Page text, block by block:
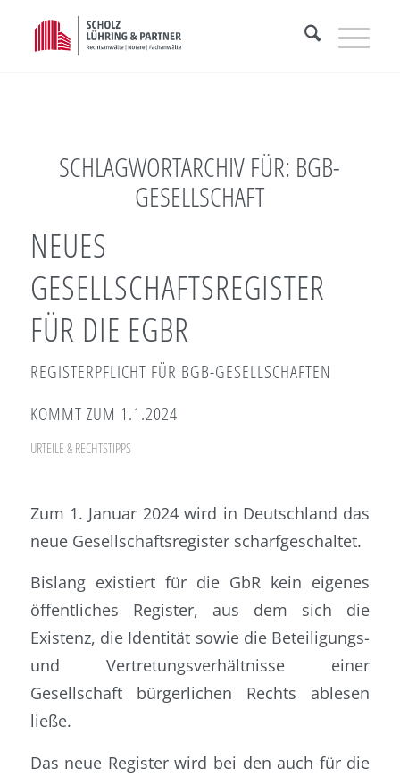
SCHLAGWORTARCHIV FÜR: BGB-
GESELLSCHAFT
NEUES
GESELLSCHAFTSREGISTER
FÜR DIE EGBR
REGISTERPFLICHT FÜR BGB-GESELLSCHAFTEN
KOMMT ZUM 1.1.2024
URTEILE & RECHTSTIPPS
Zum 1. Januar 2024 wird in Deutschland das
neue Gesellschaftsregister scharfgeschaltet.
Bislang existiert für die GbR kein eigenes
öffentliches Register, aus dem sich die
Existenz, die Identität sowie die Beteiligungs-
und Vertretungsverhältnisse einer
Gesellschaft bürgerlichen Rechts ablesen
ließe.
Das neue Register wird bei den auch für die